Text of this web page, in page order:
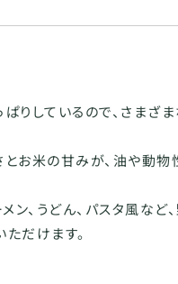
りしているので、さまざ
お米の甘みが、油や動物
メン、うどん、パスタ風な
だけます。